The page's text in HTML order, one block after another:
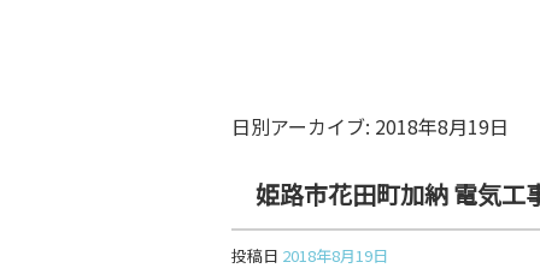
日別アーカイブ: 2018年8月19日
姫路市花田町加納 電気工
投稿日 2018年8月19日